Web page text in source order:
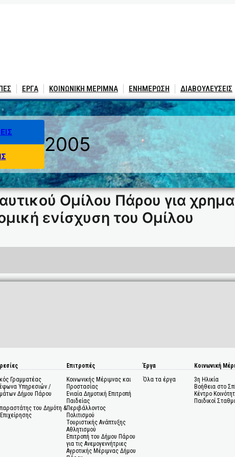
ΕΡΓΑ ΚΟΙΝΩΝΙΚΗ ΜΕΡΙΜΝΑ ΕΝΗΜΕΡΩΣΗ ΔΙΑΒΟΥΛΕΥΣΕΙΣ
2005
Ομίλου Πάρου για
ενίσχυση του Ομίλου
Γραμματέας
Υπηρεσιών /
Δήμου Πάρου
του Δημότη &
Επιτροπές
Κοινωνικής Μέριμνας και
Προστασίας
Ενιαία Δημοτική Επιτροπή
Παιδείας
Περιβάλλοντος
Πολιτισμού
Τουριστικής Ανάπτυξης
Αθλητισμού
Επιτροπή του Δήμου Πάρου
για τις Ανεμογεννήτριες
Αγροτικής Μέριμνας Δήμου
Έργα
Όλα τα έργα
Κοινωνική
3η Ηλικία
Βοήθεια στο
Κέντρο
Παιδικοί